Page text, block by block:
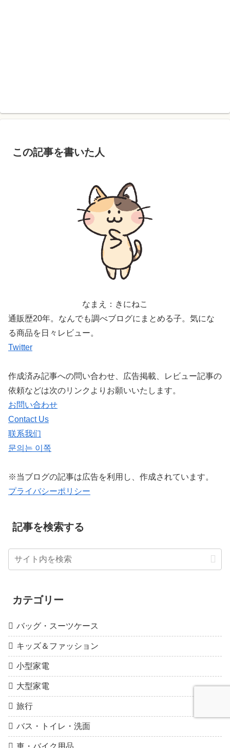
この記事を書いた人
なまえ：きにねこ
通販歴20年。なんでも調べブログにまとめる子。気にな
る商品を日々レビュー。
Twitter
作成済み記事への問い合わせ、広告掲載、レビュー記事の
依頼などは次のリンクよりお願いいたします。
お問い合わせ
Contact Us
联系我们
문의는 이쪽
※当ブログの記事は広告を利用し、作成されています。
プライバシーポリシー
記事を検索する
カテゴリー
バッグ・スーツケース
キッズ＆ファッション
小型家電
大型家電
旅行
バス・トイレ・洗面
車・バイク用品